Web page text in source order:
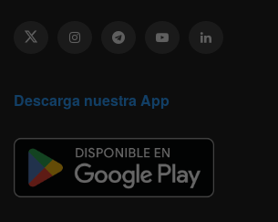
Descarga nuestra App